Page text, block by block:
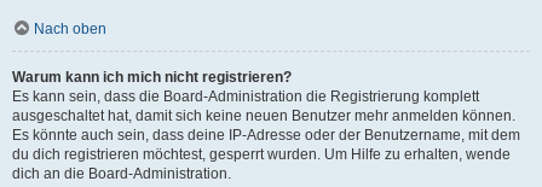
Nach oben
Warum kann ich mich nicht registrieren?
Es kann sein, dass die Board-Administration die Registrierung komplett
ausgeschaltet hat, damit sich keine neuen Benutzer mehr anmelden können.
Es könnte auch sein, dass deine IP-Adresse oder der Benutzername, mit dem
du dich registrieren möchtest, gesperrt wurden. Um Hilfe zu erhalten, wende
dich an die Board-Administration.